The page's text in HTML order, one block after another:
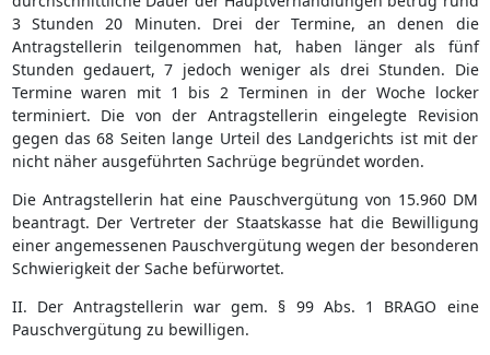
3 Stunden 20 Minuten. Drei der Termine, an denen die
Antragstellerin teilgenommen hat, haben länger als fünf
Stunden gedauert, 7 jedoch weniger als drei Stunden. Die
Termine waren mit 1 bis 2 Terminen in der Woche locker
terminiert. Die von der Antragstellerin eingelegte Revision
gegen das 68 Seiten lange Urteil des Landgerichts ist mit der
nicht näher ausgeführten Sachrüge begründet worden.
Die Antragstellerin hat eine Pauschvergütung von 15.960 DM
beantragt. Der Vertreter der Staatskasse hat die Bewilligung
einer angemessenen Pauschvergütung wegen der besonderen
Schwierigkeit der Sache befürwortet.
II. Der Antragstellerin war gem. § 99 Abs. 1 BRAGO eine
Pauschvergütung zu bewilligen.